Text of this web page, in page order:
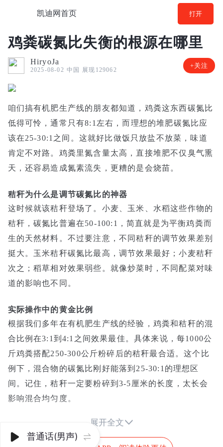
凯迪网首页 打开
鸡粪碳氮比失衡的根源在哪里
HiryoJa
2025-08-02 中国 展现129062
+关注
咱们搞有机肥生产线的朋友都知道，鸡粪这东西碳氮比
低得可怜，通常只有8:1左右，而理想的堆肥碳氮比应
该在25-30:1之间。这就好比做饭只放盐不放菜，味道
肯定不对路。鸡粪里氮含量太高，直接堆肥不仅臭气熏
天，还容易造成氮素流失，更糟的是会烧苗。
秸秆为什么是调节碳氮比的神器
这时候就该秸秆登场了。小麦、玉米、水稻这些作物的
秸秆，碳氮比普遍在50-100:1，简直就是为平衡鸡粪而
生的天然材料。不过要注意，不同秸秆的调节效果差别
挺大。玉米秸秆碳氮比最高，调节效果最好；小麦秸秆
次之；稻草相对效果弱些。就像炒菜时，不同配菜对味
道的影响也不同。
实际操作中的黄金比例
根据我们多年在有机肥生产线的经验，鸡粪和秸秆的混
合比例在3:1到4:1之间效果最佳。具体来说，每1000公
斤鸡粪搭配250-300公斤粉碎后的秸秆最合适。这个比
例下，混合物的碳氮比刚好能落到25-30:1的理想区
间。记住，秸秆一定要粉碎到3-5厘米的长度，太长会
影响混合均匀度。
季节不同，方法也要变
夏天温度高，微生物活跃，可以适当减少秸秆用量，因
展开全文
 普通话(男声) 